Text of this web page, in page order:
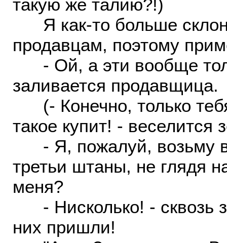
такую же талию?!)
Я как-то больше
продавцам, поэтому
- Ой, а эти вообще
заливается продавщица.
(- Конечно, только
такое купит! - веселится
- Я, пожалуй, возьму
третьи штаны, не глядя
меня?
- Нисколько! - сквозь
них пришли!